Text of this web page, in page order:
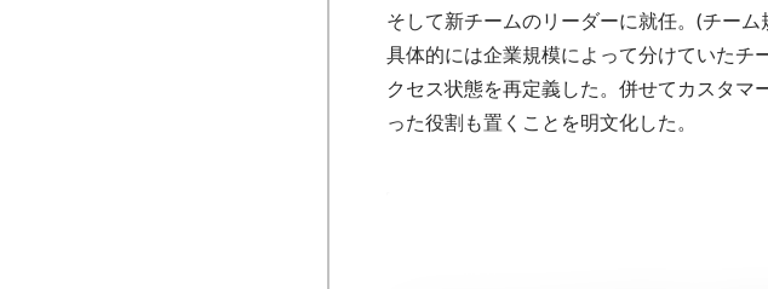
そして新チームのリーダーに就任。(チーム
具体的には企業規模によって分けていたチ
クセス状態を再定義した。併せてカスタ
った役割も置くことを明文化した。